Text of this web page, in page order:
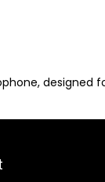
designed